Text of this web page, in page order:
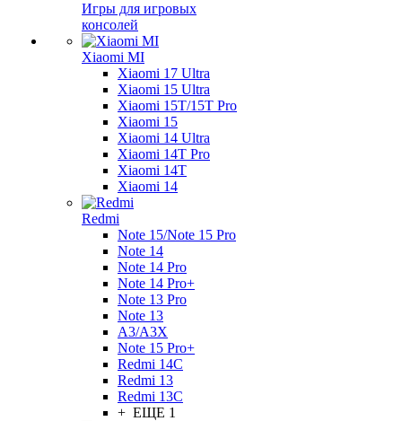
Игры для игровых
консолей
Xiaomi MI
Xiaomi 17 Ultra
Xiaomi 15 Ultra
Xiaomi 15T/15T Pro
Xiaomi 15
Xiaomi 14 Ultra
Xiaomi 14T Pro
Xiaomi 14T
Xiaomi 14
Redmi
Note 15/Note 15 Pro
Note 14
Note 14 Pro
Note 14 Pro+
Note 13 Pro
Note 13
A3/A3X
Note 15 Pro+
Redmi 14C
Redmi 13
Redmi 13C
+ ЕЩЕ 1